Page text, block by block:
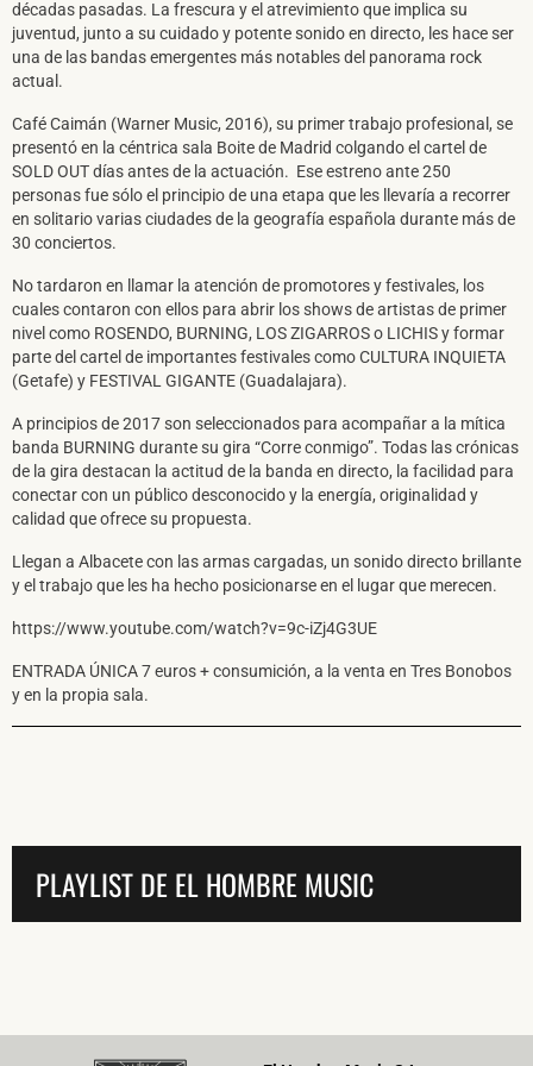
décadas pasadas. La frescura y el atrevimiento que implica su
juventud, junto a su cuidado y potente sonido en directo, les hace ser
una de las bandas emergentes más notables del panorama rock
actual.
Café Caimán (Warner Music, 2016), su primer trabajo profesional, se
presentó en la céntrica sala Boite de Madrid colgando el cartel de
SOLD OUT días antes de la actuación. Ese estreno ante 250
personas fue sólo el principio de una etapa que les llevaría a recorrer
en solitario varias ciudades de la geografía española durante más de
30 conciertos.
No tardaron en llamar la atención de promotores y festivales, los
cuales contaron con ellos para abrir los shows de artistas de primer
nivel como ROSENDO, BURNING, LOS ZIGARROS o LICHIS y formar
parte del cartel de importantes festivales como CULTURA INQUIETA
(Getafe) y FESTIVAL GIGANTE (Guadalajara).
A principios de 2017 son seleccionados para acompañar a la mítica
banda BURNING durante su gira “Corre conmigo”. Todas las crónicas
de la gira destacan la actitud de la banda en directo, la facilidad para
conectar con un público desconocido y la energía, originalidad y
calidad que ofrece su propuesta.
Llegan a Albacete con las armas cargadas, un sonido directo brillante
y el trabajo que les ha hecho posicionarse en el lugar que merecen.
https://www.youtube.com/watch?v=9c-iZj4G3UE
ENTRADA ÚNICA 7 euros + consumición, a la venta en Tres Bonobos
y en la propia sala.
PLAYLIST DE EL HOMBRE MUSIC